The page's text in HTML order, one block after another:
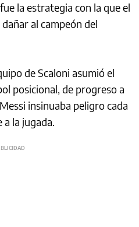
la estrategia con la que el
al campeón del
de Scaloni asumió el
posicional, de progreso a
insinuaba peligro cada
la jugada.